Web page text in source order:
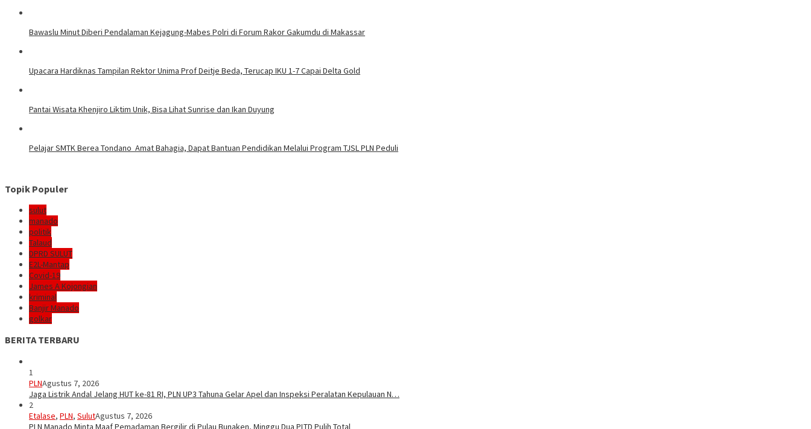
Bawaslu Minut Diberi Pendalaman Kejagung-Mabes Polri di Forum Rakor Gakumdu di Makassar
Upacara Hardiknas Tampilan Rektor Unima Prof Deitje Beda, Terucap IKU 1-7 Capai Delta Gold
Pantai Wisata Khenjiro Liktim Unik, Bisa Lihat Sunrise dan Ikan Duyung
Pelajar SMTK Berea Tondano Amat Bahagia, Dapat Bantuan Pendidikan Melalui Program TJSL PLN Peduli
Topik Populer
sulut
manado
politik
Talaud
DPRD SULUT
E2L-Mantap
Covid-19
James A Kojongian
kriminal
Banjir Manado
golkar
BERITA TERBARU
1
PLNAgustus 7, 2026
Jaga Listrik Andal Jelang HUT ke-81 RI, PLN UP3 Tahuna Gelar Apel dan Inspeksi Peralatan Kepulauan N…
2
Etalase, PLN, SulutAgustus 7, 2026
PLN Manado Minta Maaf Pemadaman Bergilir di Pulau Bunaken, Minggu Dua PLTD Pulih Total